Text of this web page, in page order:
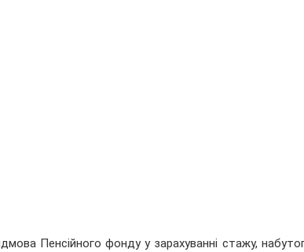
Пенсійного фонду у зарахуванні стажу,